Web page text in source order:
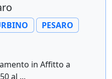
PESARO
in Affitto a
al ...